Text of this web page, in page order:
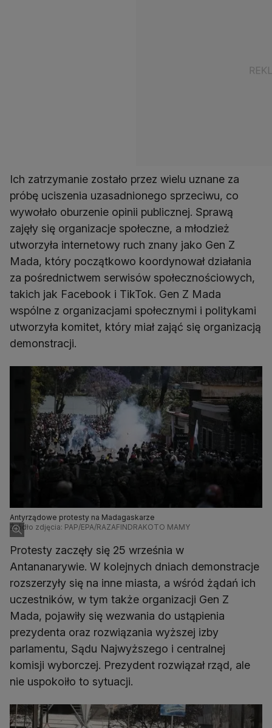
Ich zatrzymanie zostało przez wielu uznane za
próbę uciszenia uzasadnionego sprzeciwu, co
wywołało oburzenie opinii publicznej. Sprawą
zajęły się organizacje społeczne, a młodzież
utworzyła internetowy ruch znany jako Gen Z
Mada, który początkowo koordynował działania
za pośrednictwem serwisów społecznościowych,
takich jak Facebook i TikTok. Gen Z Mada
wspólne z organizacjami społecznymi i politykami
utworzyła komitet, który miał zająć się organizacją
demonstracji.
Antyrządowe protesty na Madagaskarze
Źródło zdjęcia: PAP/EPA/RAZAFINDRAKOTO MAMY
Protesty zaczęły się 25 września w
Antananarywie. W kolejnych dniach demonstracje
rozszerzyły się na inne miasta, a wśród żądań ich
uczestników, w tym także organizacji Gen Z
Mada, pojawiły się wezwania do ustąpienia
prezydenta oraz rozwiązania wyższej izby
parlamentu, Sądu Najwyższego i centralnej
komisji wyborczej. Prezydent rozwiązał rząd, ale
nie uspokoiło to sytuacji.